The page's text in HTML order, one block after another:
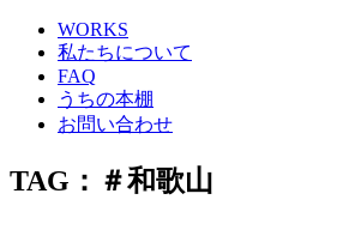
WORKS
私たちについて
FAQ
うちの本棚
お問い合わせ
TAG：＃和歌山